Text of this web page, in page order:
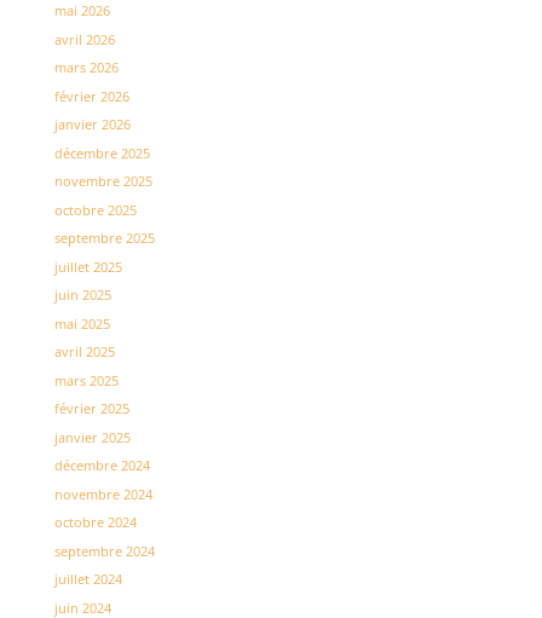
mai 2026
avril 2026
mars 2026
février 2026
janvier 2026
décembre 2025
novembre 2025
octobre 2025
septembre 2025
juillet 2025
juin 2025
mai 2025
avril 2025
mars 2025
février 2025
janvier 2025
décembre 2024
novembre 2024
octobre 2024
septembre 2024
juillet 2024
juin 2024